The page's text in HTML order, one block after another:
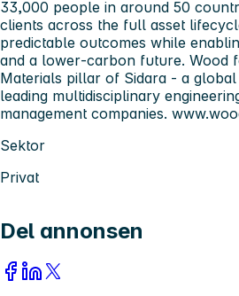
33,000 people in around 50
clients across the full asset
predictable outcomes while
and a lower‑carbon future. Wood
Materials pillar of Sidara - a
leading multidisciplinary
management companies.
Sektor
Privat
Del annonsen